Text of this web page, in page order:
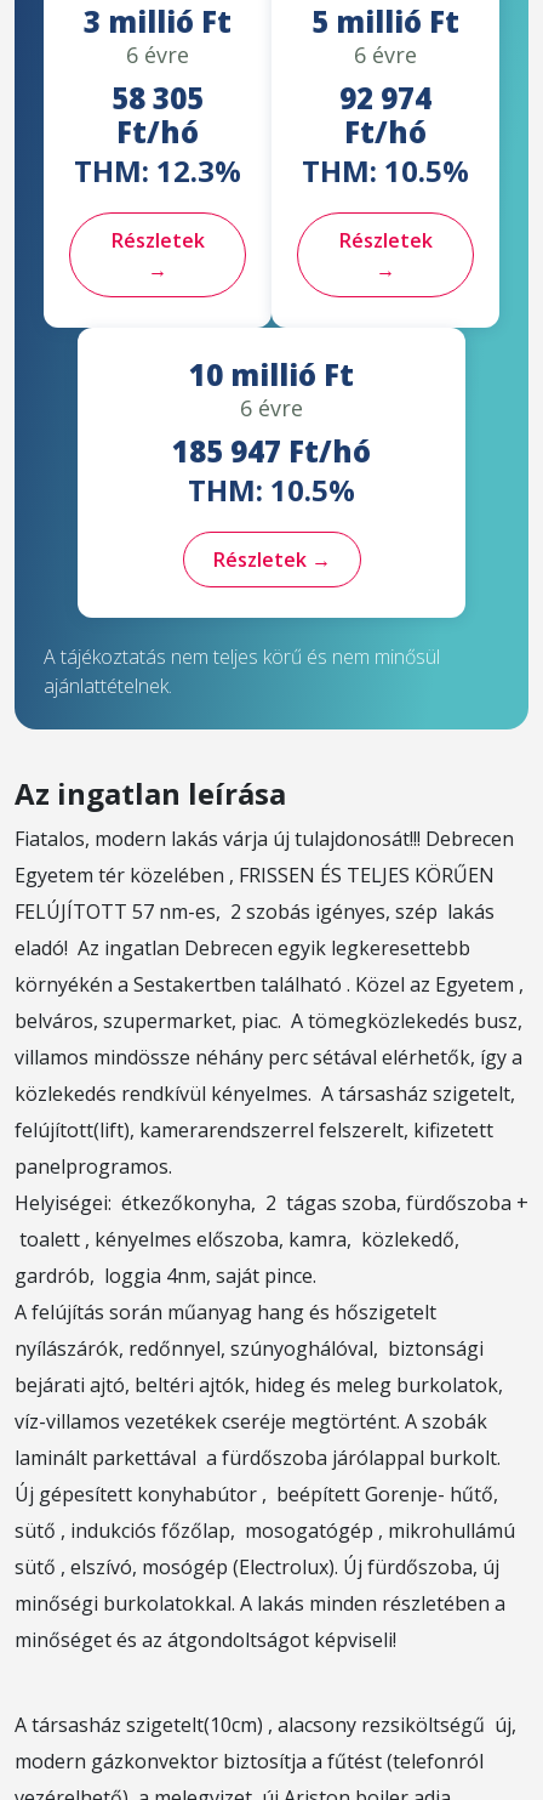
3 millió Ft
6 évre
58 305
Ft/hó
THM: 12.3%
Részletek
→
5 millió Ft
6 évre
92 974
Ft/hó
THM: 10.5%
Részletek
→
10 millió Ft
6 évre
185 947 Ft/hó
THM: 10.5%
Részletek →
A tájékoztatás nem teljes körű és nem minősül
ajánlattételnek.
Az ingatlan leírása
Fiatalos, modern lakás várja új tulajdonosát!!! Debrecen
Egyetem tér közelében , FRISSEN ÉS TELJES KÖRŰEN
FELÚJÍTOTT 57 nm-es, 2 szobás igényes, szép lakás
eladó! Az ingatlan Debrecen egyik legkeresettebb
környékén a Sestakertben található . Közel az Egyetem ,
belváros, szupermarket, piac. A tömegközlekedés busz,
villamos mindössze néhány perc sétával elérhetők, így a
közlekedés rendkívül kényelmes. A társasház szigetelt,
felújított(lift), kamerarendszerrel felszerelt, kifizetett
panelprogramos.
Helyiségei: étkezőkonyha, 2 tágas szoba, fürdőszoba +
toalett , kényelmes előszoba, kamra, közlekedő,
gardrób, loggia 4nm, saját pince.
A felújítás során műanyag hang és hőszigetelt
nyílászárók, redőnnyel, szúnyoghálóval, biztonsági
bejárati ajtó, beltéri ajtók, hideg és meleg burkolatok,
víz-villamos vezetékek cseréje megtörtént. A szobák
laminált parkettával a fürdőszoba járólappal burkolt.
Új gépesített konyhabútor , beépített Gorenje- hűtő,
sütő , indukciós főzőlap, mosogatógép , mikrohullámú
sütő , elszívó, mosógép (Electrolux). Új fürdőszoba, új
minőségi burkolatokkal. A lakás minden részletében a
minőséget és az átgondoltságot képviseli!
A társasház szigetelt(10cm) , alacsony rezsiköltségű új,
modern gázkonvektor biztosítja a fűtést (telefonról